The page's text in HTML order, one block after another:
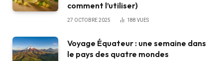
comment l’utiliser)
27 OCTOBRE 2025 188 VUES
Voyage Équateur : une semaine dans
le pays des quatre mondes